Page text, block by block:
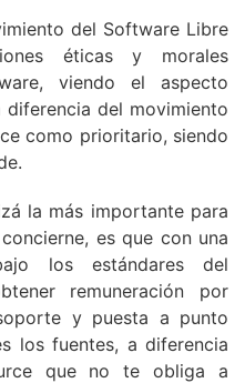
del Software Libre
éticas y morales
viendo el aspecto
del movimiento
como prioritario, siendo
la más importante para
es que con una
los estándares del
remuneración por
y puesta a punto
los fuentes, a diferencia
que no te obliga a